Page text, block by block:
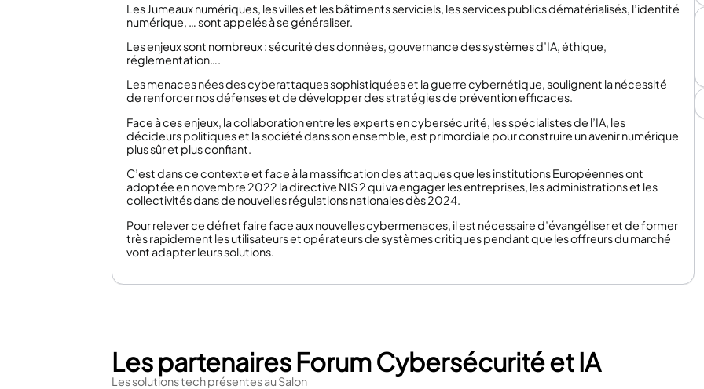
Les Jumeaux numériques, les villes et les bâtiments serviciels, les services publics dématérialisés, l’identité
numérique, … sont appelés à se généraliser.
Les enjeux sont nombreux : sécurité des données, gouvernance des systèmes d’IA, éthique,
réglementation….
Les menaces nées des cyberattaques sophistiquées et la guerre cybernétique, soulignent la nécessité
de renforcer nos défenses et de développer des stratégies de prévention efficaces.
Face à ces enjeux, la collaboration entre les experts en cybersécurité, les spécialistes de l’IA, les
décideurs politiques et la société dans son ensemble, est primordiale pour construire un avenir numérique
plus sûr et plus confiant.
C’est dans ce contexte et face à la massification des attaques que les institutions Européennes ont
adoptée en novembre 2022 la directive NIS 2 qui va engager les entreprises, les administrations et les
collectivités dans de nouvelles régulations nationales dès 2024.
Pour relever ce défi et faire face aux nouvelles cybermenaces, il est nécessaire d’évangéliser et de former
très rapidement les utilisateurs et opérateurs de systèmes critiques pendant que les offreurs du marché
vont adapter leurs solutions.
Les partenaires Forum Cybersécurité et IA
Les solutions tech présentes au Salon